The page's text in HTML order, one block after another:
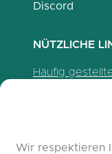
Discord
NÜTZLICHE
Häufig
Wir respektieren